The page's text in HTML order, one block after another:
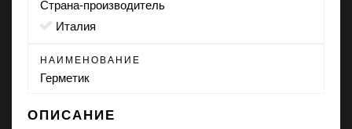
Страна-производитель
Италия
НАИМЕНОВАНИЕ
Герметик
ОПИСАНИЕ